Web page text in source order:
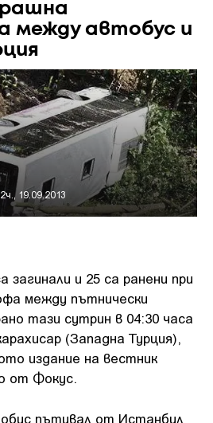
между автобус и
19.09.2013
загинали и 25 са ранени при
между пътнически
тази сутрин в 04:30 часа
(Западна Турция),
издание на вестник
от Фокус.
пътувал от Истанбул